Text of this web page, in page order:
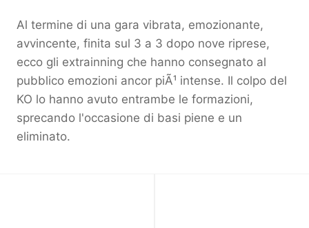
Al termine di una gara vibrata, emozionante,
avvincente, finita sul 3 a 3 dopo nove riprese,
ecco gli extrainning che hanno consegnato al
pubblico emozioni ancor piÃ¹ intense. Il colpo del
KO lo hanno avuto entrambe le formazioni,
sprecando l'occasione di basi piene e un
eliminato.